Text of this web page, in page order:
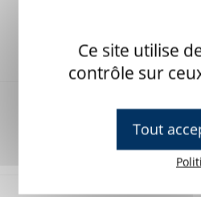
pour votre téléthèse
Ce site utilise
contrôle sur
Tout